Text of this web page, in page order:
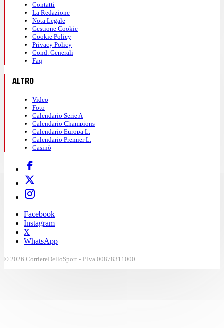
Contatti
La Redazione
Nota Legale
Gestione Cookie
Cookie Policy
Privacy Policy
Cond. Generali
Faq
ALTRO
Video
Foto
Calendario Serie A
Calendario Champions
Calendario Europa L.
Calendario Premier L.
Casinò
Facebook
Instagram
X
WhatsApp
© 2026 CorriereDelloSport - P.Iva 00878311000